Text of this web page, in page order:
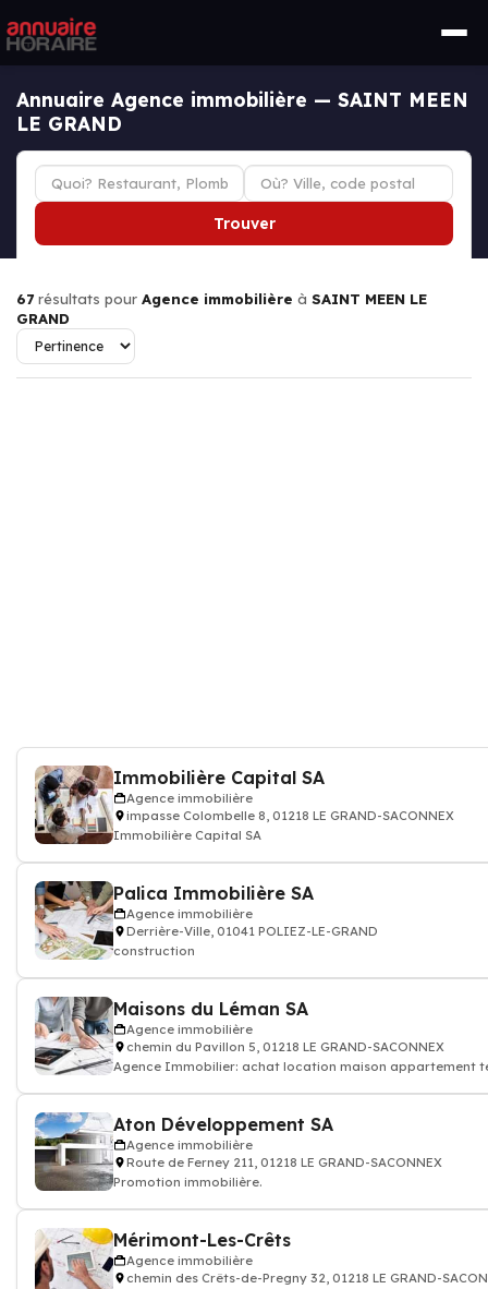
Annuaire Agence immobilière — SAINT MEEN
LE GRAND
Trouver
67 résultats pour Agence immobilière à SAINT MEEN LE
GRAND
Immobilière Capital SA
Agence immobilière
impasse Colombelle 8, 01218 LE GRAND-SACONNEX
Immobilière Capital SA
Palica Immobilière SA
Agence immobilière
Derrière-Ville, 01041 POLIEZ-LE-GRAND
construction
Maisons du Léman SA
Agence immobilière
chemin du Pavillon 5, 01218 LE GRAND-SACONNEX
Agence Immobilier: achat location maison appartement
Aton Développement SA
Agence immobilière
Route de Ferney 211, 01218 LE GRAND-SACONNEX
Promotion immobilière.
Mérimont-Les-Crêts
Agence immobilière
chemin des Crêts-de-Pregny 32, 01218 LE GRAND-